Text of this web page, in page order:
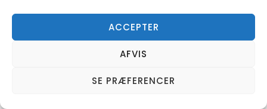
ACCEPTER
AFVIS
SE PRÆFERENCER
artikler.
KVALITETSSIKRING